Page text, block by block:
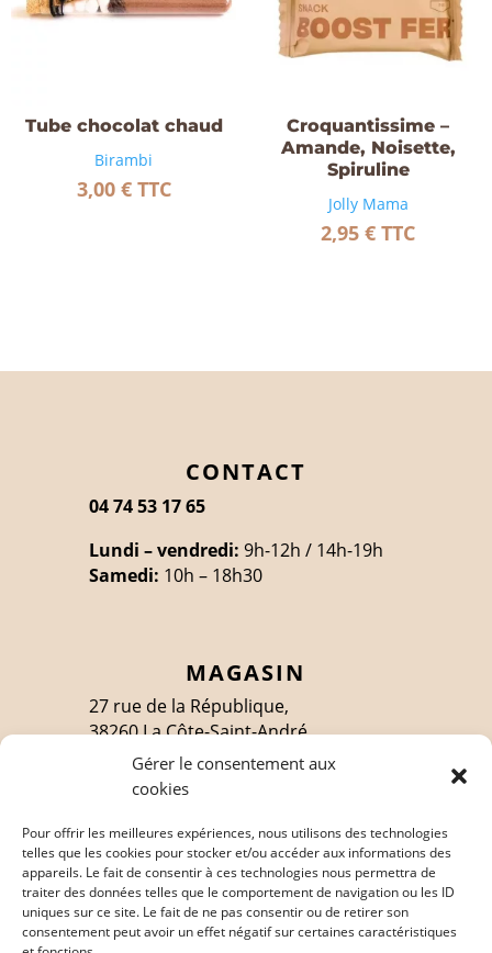
Gérer le consentement aux
cookies
Pour offrir les meilleures expériences, nous utilisons des technologies
telles que les cookies pour stocker et/ou accéder aux informations des
appareils. Le fait de consentir à ces technologies nous permettra de
traiter des données telles que le comportement de navigation ou les ID
uniques sur ce site. Le fait de ne pas consentir ou de retirer son
consentement peut avoir un effet négatif sur certaines caractéristiques
Tube chocolat chaud
Birambi
3,00 € TTC
Croquantissime –
Amande, Noisette,
Spiruline
Jolly Mama
2,95€ TTC
CONTACT
04 74 53 17 65
Lundi – vendredi: 9h-12h / 14h-19h
Samedi: 10h – 18h30
MAGASIN
27 rue de la République,
38260 La Côte-Saint-André
SUIVEZ-MOI
EN SAVOIR PLUS